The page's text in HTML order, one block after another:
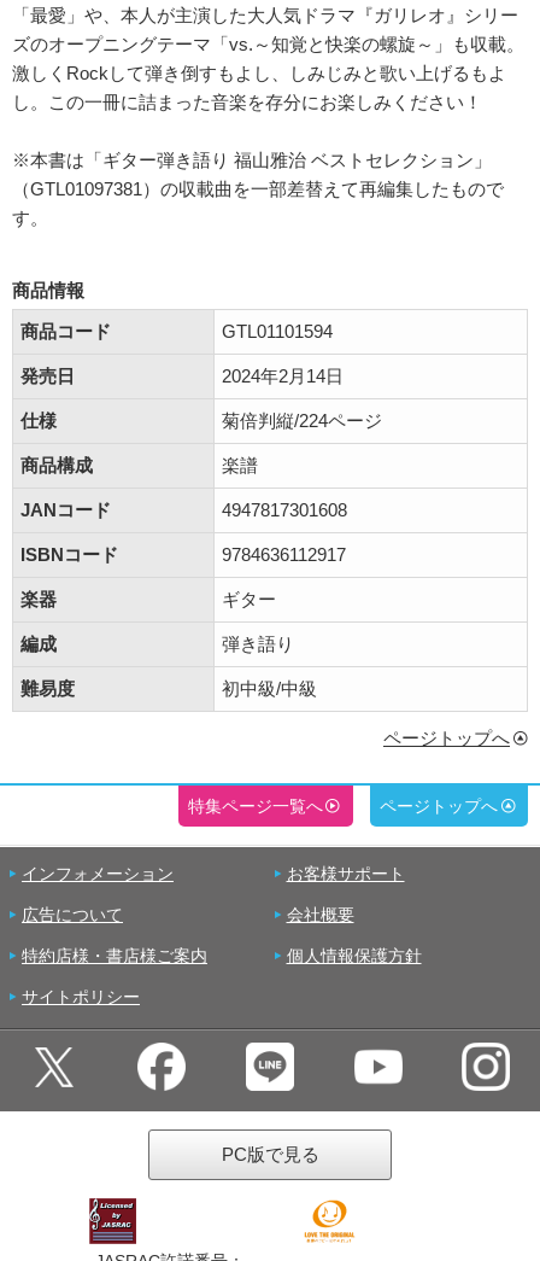
「最愛」や、本人が主演した大人気ドラマ『ガリレオ』シリー
ズのオープニングテーマ「vs.～知覚と快楽の螺旋～」も収載。
激しくRockして弾き倒すもよし、しみじみと歌い上げるもよ
し。この一冊に詰まった音楽を存分にお楽しみください！
※本書は「ギター弾き語り 福山雅治 ベストセレクション」
（GTL01097381）の収載曲を一部差替えて再編集したもので
す。
商品情報
商品コード
GTL01101594
発売日 2024年2月14日
仕様 菊倍判縦/224ページ
商品構成 楽譜
JANコード 4947817301608
ISBNコード 9784636112917
楽器 ギター
編成 弾き語り
難易度 初中級/中級
ページトップへ
特集ページ一覧へ ページトップへ
インフォメーション お客様サポート
広告について 会社概要
特約店様・書店様ご案内 個人情報保護方針
サイトポリシー
PC版で見る